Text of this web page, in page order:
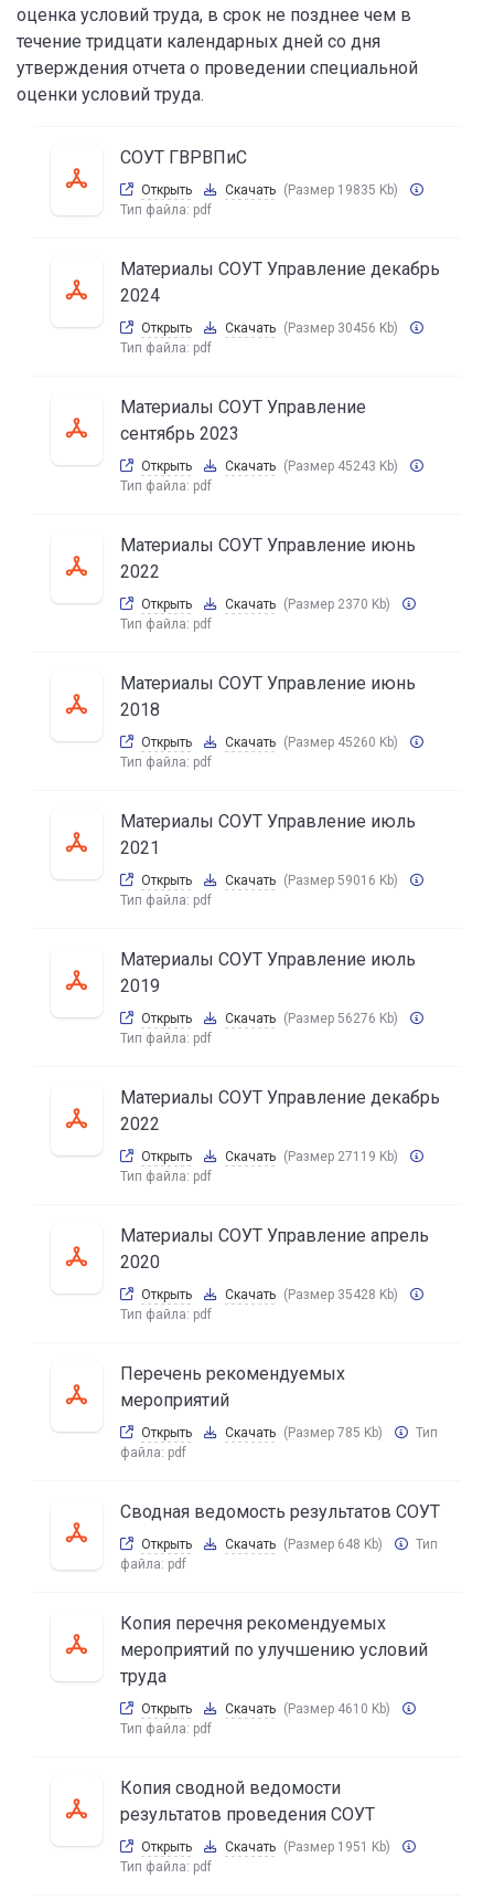
оценка условий труда, в срок не позднее чем в
течение тридцати календарных дней со дня
утверждения отчета о проведении специальной
оценки условий труда.
СОУТ ГВРВПиС
Открыть Скачать (Размер 19835 Kb)
Тип файла: pdf
Материалы СОУТ Управление декабрь
2024
Открыть Скачать (Размер 30456 Kb)
Тип файла: pdf
Материалы СОУТ Управление
сентябрь 2023
Открыть Скачать (Размер 45243 Kb)
Тип файла: pdf
Материалы СОУТ Управление июнь
2022
Открыть Скачать (Размер 2370 Kb)
Тип файла: pdf
Материалы СОУТ Управление июнь
2018
Открыть Скачать (Размер 45260 Kb)
Тип файла: pdf
Материалы СОУТ Управление июль
2021
Открыть Скачать (Размер 59016 Kb)
Тип файла: pdf
Материалы СОУТ Управление июль
2019
Открыть Скачать (Размер 56276 Kb)
Тип файла: pdf
Материалы СОУТ Управление декабрь
2022
Открыть Скачать (Размер 27119 Kb)
Тип файла: pdf
Материалы СОУТ Управление апрель
2020
Открыть Скачать (Размер 35428 Kb)
Тип файла: pdf
Перечень рекомендуемых
мероприятий
Открыть Скачать (Размер 785 Kb)
Тип
файла: pdf
Сводная ведомость результатов СОУТ
Открыть Скачать (Размер 648 Kb)
Тип
файла: pdf
Копия перечня рекомендуемых
мероприятий по улучшению условий
труда
Открыть Скачать (Размер 4610 Kb)
Тип файла: pdf
Копия сводной ведомости
результатов проведения СОУТ
Открыть Скачать (Размер 1951 Kb)
Тип файла: pdf